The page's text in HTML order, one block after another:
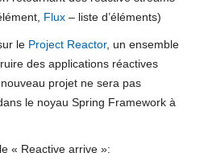
Flux– liste d’éléments)
le Project Reactor, un ensemble
des applications réactives
projet ne sera pas
le noyau Spring Framework à
« Reactive arrive »: